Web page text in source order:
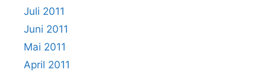
Juli 2011
Juni 2011
Mai 2011
April 2011